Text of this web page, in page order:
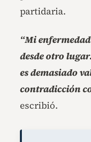
partidaria.
“Mi
desde otro
es demasiado
contradicción
escribió.